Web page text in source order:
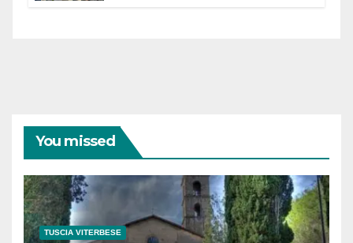
You missed
TUSCIA VITERBESE